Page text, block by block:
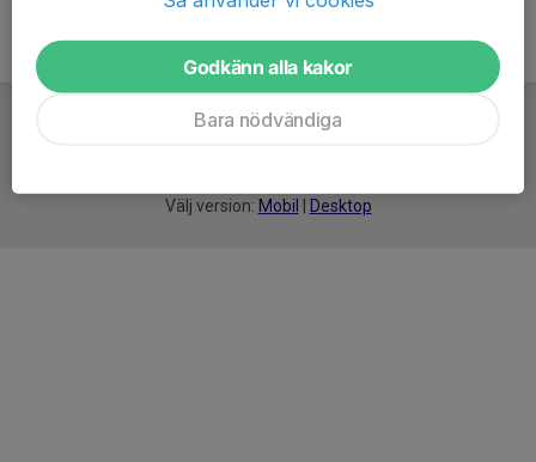
Välj version: Mobil Desktop
Godkänn alla kakor
Bara nödvändiga